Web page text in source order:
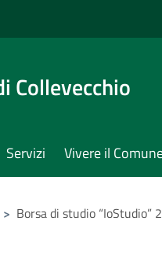
Collevecchio
Servizi Vivere il
> Borsa di studio